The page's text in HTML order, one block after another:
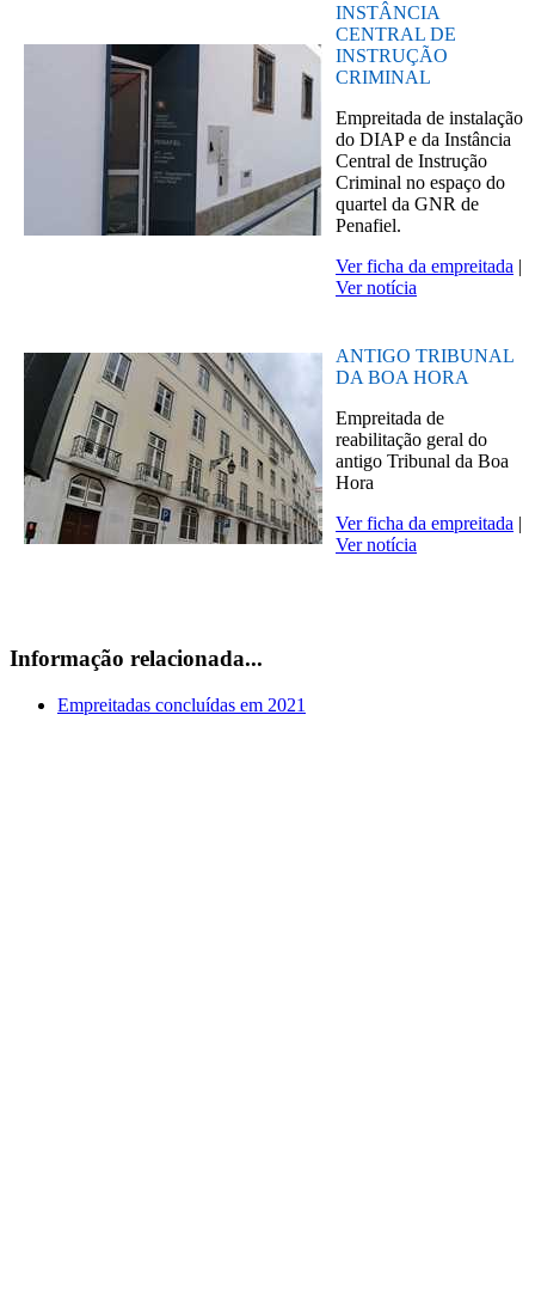
INSTÂNCIA
CENTRAL DE
INSTRUÇÃO
CRIMINAL
Empreitada de instalação
do DIAP e da Instância
Central de Instrução
Criminal no espaço do
quartel da GNR de
Penafiel.
Ver ficha da empreitada |
Ver notícia
ANTIGO TRIBUNAL
DA BOA HORA
Empreitada de
reabilitação geral do
antigo Tribunal da Boa
Hora
Ver ficha da empreitada |
Ver notícia
Informação relacionada...
Empreitadas concluídas em 2021